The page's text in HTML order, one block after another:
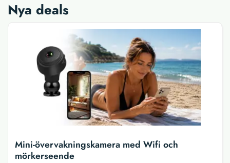
Nya deals
Mini-övervakningskamera med Wifi och
mörkerseende